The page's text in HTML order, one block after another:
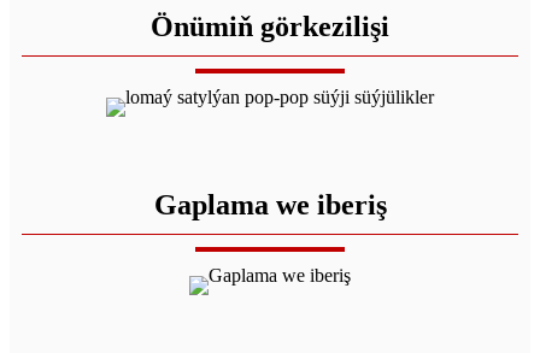
Önümiň görkezilişi
Gaplama we iberiş